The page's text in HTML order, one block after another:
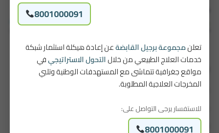
روابط سريعة
باقاتنا
اتصل بنا
8001000091
تعلنمجموعة برجيل القابضةعن إعادة هيكلة استثمار شبكة
خدمات العلاج الطبيعي من خلالالتحول الاستراتيجيفي
مواقع جغرافية تتماشى مع المستهدفات الوطنية وتلبي
المخرجات العلاجية المطلوبة.
للاستفسار يرجى التواصل على:
8001000091